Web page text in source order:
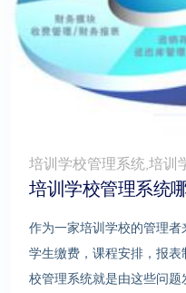
培训学校管理系统,培训
培训学校管理系统
作为一家培训学校的管理
学生缴费，课程安排，报
校管理系统就是由这些问